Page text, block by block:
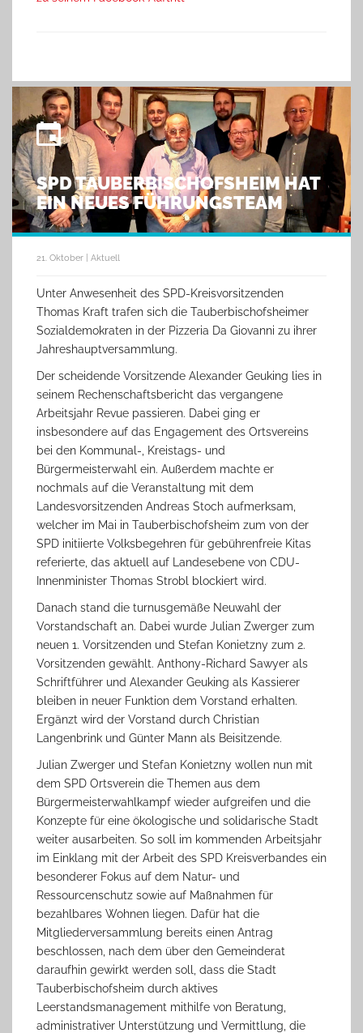
SPD TAUBERBISCHOFSHEIM HAT
EIN NEUES FÜHRUNGSTEAM
21. Oktober | Aktuell
Unter Anwesenheit des SPD-Kreisvorsitzenden
Thomas Kraft trafen sich die Tauberbischofsheimer
Sozialdemokraten in der Pizzeria Da Giovanni zu ihrer
Jahreshauptversammlung.
Der scheidende Vorsitzende Alexander Geuking lies in
seinem Rechenschaftsbericht das vergangene
Arbeitsjahr Revue passieren. Dabei ging er
insbesondere auf das Engagement des Ortsvereins
bei den Kommunal-, Kreistags- und
Bürgermeisterwahl ein. Außerdem machte er
nochmals auf die Veranstaltung mit dem
Landesvorsitzenden Andreas Stoch aufmerksam,
welcher im Mai in Tauberbischofsheim zum von der
SPD initiierte Volksbegehren für gebührenfreie Kitas
referierte, das aktuell auf Landesebene von CDU-
Innenminister Thomas Strobl blockiert wird.
Danach stand die turnusgemäße Neuwahl der
Vorstandschaft an. Dabei wurde Julian Zwerger zum
neuen 1. Vorsitzenden und Stefan Konietzny zum 2.
Vorsitzenden gewählt. Anthony-Richard Sawyer als
Schriftführer und Alexander Geuking als Kassierer
bleiben in neuer Funktion dem Vorstand erhalten.
Ergänzt wird der Vorstand durch Christian
Langenbrink und Günter Mann als Beisitzende.
Julian Zwerger und Stefan Konietzny wollen nun mit
dem SPD Ortsverein die Themen aus dem
Bürgermeisterwahlkampf wieder aufgreifen und die
Konzepte für eine ökologische und solidarische Stadt
weiter ausarbeiten. So soll im kommenden Arbeitsjahr
im Einklang mit der Arbeit des SPD Kreisverbandes ein
besonderer Fokus auf dem Natur- und
Ressourcenschutz sowie auf Maßnahmen für
bezahlbares Wohnen liegen. Dafür hat die
Mitgliederversammlung bereits einen Antrag
beschlossen, nach dem über den Gemeinderat
daraufhin gewirkt werden soll, dass die Stadt
Tauberbischofsheim durch aktives
Leerstandsmanagement mithilfe von Beratung,
administrativer Unterstützung und Vermittlung, die